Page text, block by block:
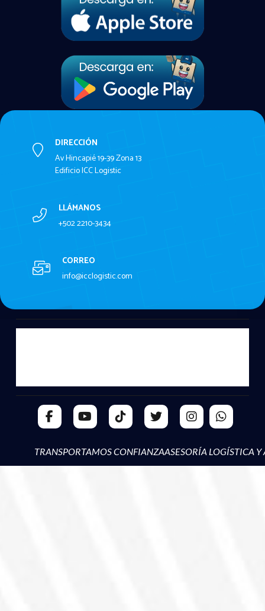
DIRECCIÓN
Av Hincapié 19-39 Zona 13
Edificio ICC Logistic
LLÁMANOS
+502 2210-3434
CORREO
info@icclogistic.com
TRANSPORTAMOS CONFIANZAASESORÍA LOGÍSTICA